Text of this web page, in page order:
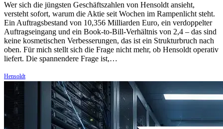
Wer sich die jüngsten Geschäftszahlen von Hensoldt ansieht,
versteht sofort, warum die Aktie seit Wochen im Rampenlicht steht.
Ein Auftragsbestand von 10,356 Milliarden Euro, ein verdoppelter
Auftragseingang und ein Book-to-Bill-Verhältnis von 2,4 – das sind
keine kosmetischen Verbesserungen, das ist ein Strukturbruch nach
oben. Für mich stellt sich die Frage nicht mehr, ob Hensoldt operativ
liefert. Die spannendere Frage ist,…
Hensoldt